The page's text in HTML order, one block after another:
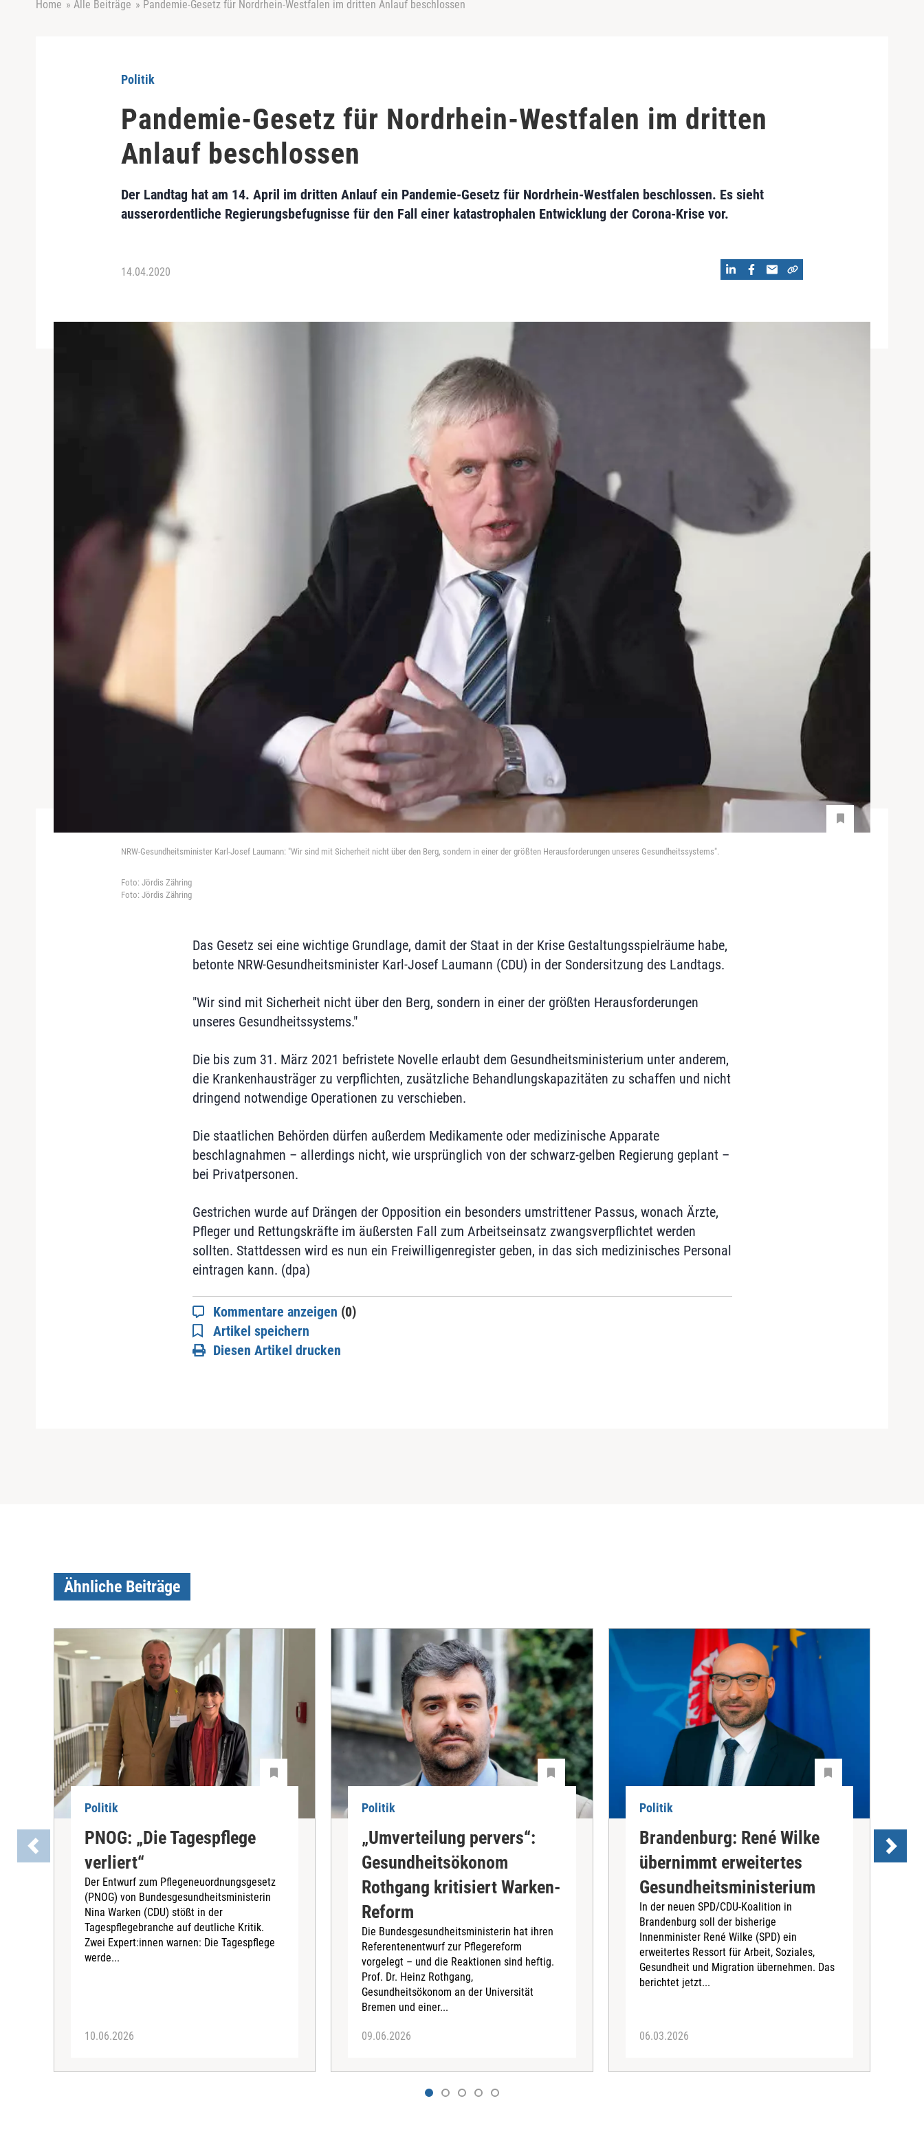
Home » Alle Beiträge » Pandemie-Gesetz für Nordrhein-Westfalen im dritten Anlauf beschlossen
Politik
Pandemie-Gesetz für Nordrhein-Westfalen im dritten
Anlauf beschlossen
Der Landtag hat am 14. April im dritten Anlauf ein Pandemie-Gesetz für Nordrhein-Westfalen beschlossen. Es sieht
ausserordentliche Regierungsbefugnisse für den Fall einer katastrophalen Entwicklung der Corona-Krise vor.
14.04.2020
NRW-Gesundheitsminister Karl-Josef Laumann: "Wir sind mit Sicherheit nicht über den Berg, sondern in einer der größten Herausforderungen unseres Gesundheitssystems".
Foto: Jördis Zähring
Foto: Jördis Zähring
Das Gesetz sei eine wichtige Grundlage, damit der Staat in der Krise Gestaltungsspielräume habe,
betonte NRW-Gesundheitsminister Karl-Josef Laumann (CDU) in der Sondersitzung des Landtags.
"Wir sind mit Sicherheit nicht über den Berg, sondern in einer der größten Herausforderungen
unseres Gesundheitssystems."
Die bis zum 31. März 2021 befristete Novelle erlaubt dem Gesundheitsministerium unter anderem,
die Krankenhausträger zu verpflichten, zusätzliche Behandlungskapazitäten zu schaffen und nicht
dringend notwendige Operationen zu verschieben.
Die staatlichen Behörden dürfen außerdem Medikamente oder medizinische Apparate
beschlagnahmen – allerdings nicht, wie ursprünglich von der schwarz-gelben Regierung geplant –
bei Privatpersonen.
Gestrichen wurde auf Drängen der Opposition ein besonders umstrittener Passus, wonach Ärzte,
Pfleger und Rettungskräfte im äußersten Fall zum Arbeitseinsatz zwangsverpflichtet werden
sollten. Stattdessen wird es nun ein Freiwilligenregister geben, in das sich medizinisches Personal
eintragen kann. (dpa)
Kommentare anzeigen (0)
Artikel speichern
Diesen Artikel drucken
Ähnliche Beiträge
Politik
PNOG: „Die Tagespflege
verliert“
Der Entwurf zum Pflegeneuordnungsgesetz
(PNOG) von Bundesgesundheitsministerin
Nina Warken (CDU) stößt in der
Tagespflegebranche auf deutliche Kritik.
Zwei Expert:innen warnen: Die Tagespflege
werde...
10.06.2026
Politik
„Umverteilung pervers“:
Gesundheitsökonom
Rothgang kritisiert Warken-
Reform
Die Bundesgesundheitsministerin hat ihren
Referentenentwurf zur Pflegereform
vorgelegt – und die Reaktionen sind heftig.
Prof. Dr. Heinz Rothgang,
Gesundheitsökonom an der Universität
Bremen und einer...
09.06.2026
Politik
Brandenburg: René Wilke
übernimmt erweitertes
Gesundheitsministerium
In der neuen SPD/CDU-Koalition in
Brandenburg soll der bisherige
Innenminister René Wilke (SPD) ein
erweitertes Ressort für Arbeit, Soziales,
Gesundheit und Migration übernehmen. Das
berichtet jetzt...
06.03.2026